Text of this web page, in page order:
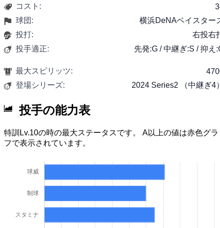
コスト:
球団:
横浜DeNAベイスター
投打:
右投右
投手適正:
先発:G / 中継ぎ:S / 抑え
最大スピリッツ:
登場シリーズ:
2024 Series2 （中継ぎ4
投手の能力表
特訓Lv.10の時の最大ステータスです。 A以上の値は赤色グラ
フで表示されています。